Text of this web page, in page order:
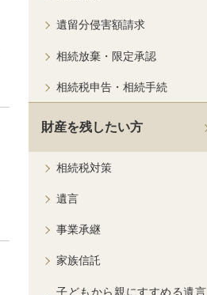
遺留分侵害額請求
相続放棄・限定承認
相続税申告・相続手続
財産を残したい方
相続税対策
遺言
事業承継
家族信託
子どもから親にすすめる遺言